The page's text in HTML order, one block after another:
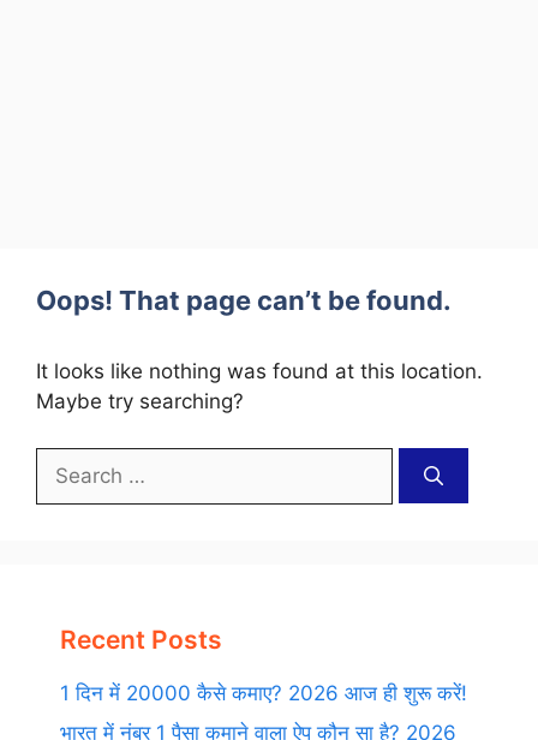
Oops! That page can’t be found.
It looks like nothing was found at this location.
Maybe try searching?
for:
Recent Posts
1 दिन में 20000 कैसे कमाए? 2026 आज ही शुरू करें!
भारत में नंबर 1 पैसा कमाने वाला ऐप कौन सा है? 2026